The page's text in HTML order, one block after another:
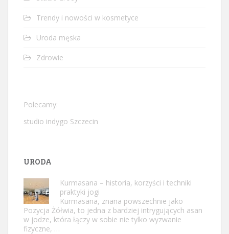
Trendy i nowości w kosmetyce
Uroda męska
Zdrowie
Polecamy:
studio indygo Szczecin
URODA
Kurmasana – historia, korzyści i techniki
praktyki jogi
Kurmasana, znana powszechnie jako
Pozycja Żółwia, to jedna z bardziej intrygujących asan
w jodze, która łączy w sobie nie tylko wyzwanie
fizyczne, …